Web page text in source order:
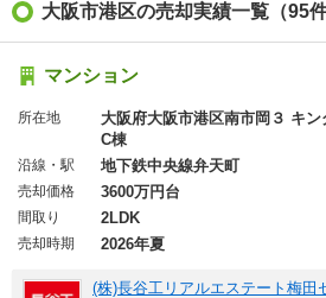
大阪市港区の売却実績一覧（95件
マンション
所在地
大阪府大阪市港区南市岡３ キ
C棟
沿線・駅 地下鉄中央線弁天町
売却価格 3600万円台
間取り 2LDK
売却時期 2026年夏
(株)長谷工リアルエステート梅田